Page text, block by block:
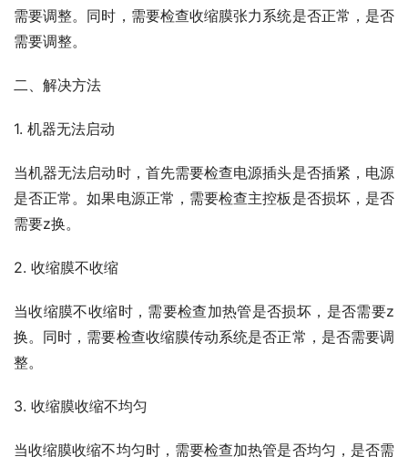
需要调整。同时，需要检查收缩膜张力系统是否正常，是否
需要调整。
二、解决方法
1. 机器无法启动
当机器无法启动时，首先需要检查电源插头是否插紧，电源
是否正常。如果电源正常，需要检查主控板是否损坏，是否
需要z换。
2. 收缩膜不收缩
当收缩膜不收缩时，需要检查加热管是否损坏，是否需要z
换。同时，需要检查收缩膜传动系统是否正常，是否需要调
整。
3. 收缩膜收缩不均匀
当收缩膜收缩不均匀时，需要检查加热管是否均匀，是否需